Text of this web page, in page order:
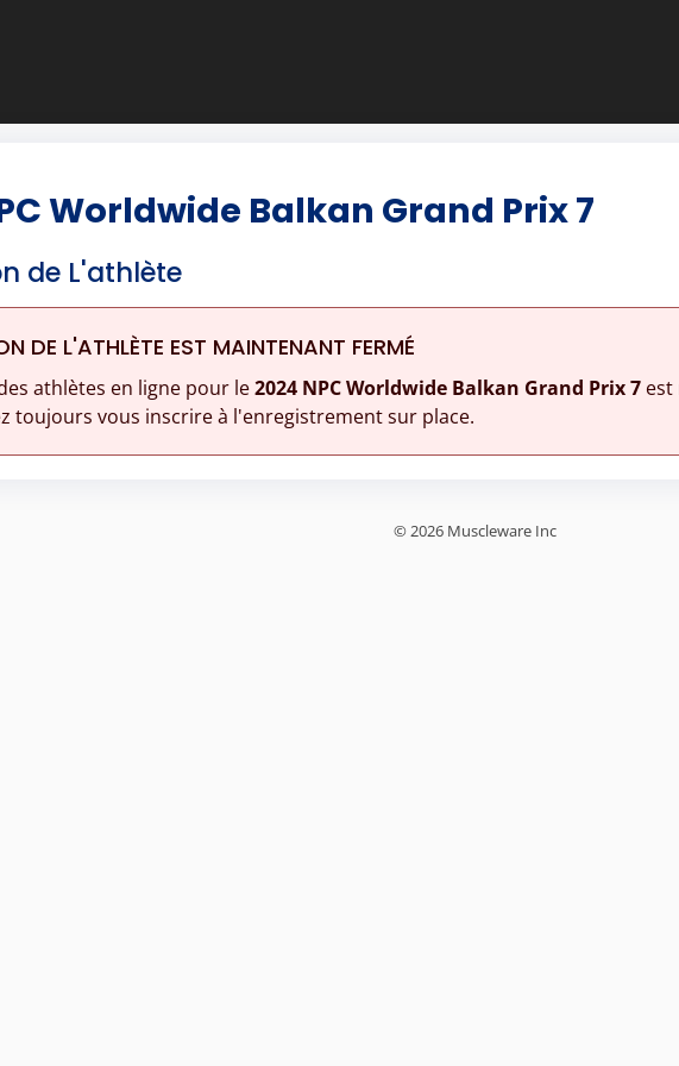
Worldwide Balkan Grand Prix 7
de L'athlète
DE L'ATHLÈTE EST MAINTENANT FERMÉ
athlètes en ligne pour le2024 NPC Worldwide Balkan Grand Prix 7est
toujours vous inscrire à l'enregistrement sur place.
© 2026 Muscleware Inc